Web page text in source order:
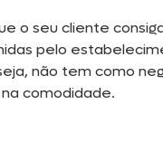
o seu cliente
pelo
não tem como
comodidade.